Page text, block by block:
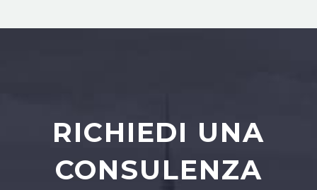
RICHIEDI UNA
CONSULENZA